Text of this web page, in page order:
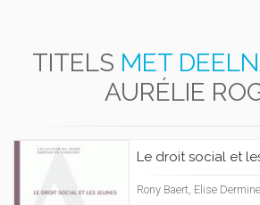
TITELS MET
AURÉLIE
Le droit social et
Rony Baert, Elise Dermine